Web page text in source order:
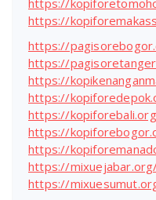
https://
https://
https://
https://
https://
https://
https://
https://
https://
https://
https://